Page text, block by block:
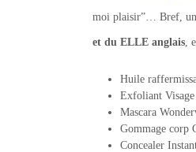
moi plaisir”… Bref, un
et du ELLE anglais ,
Huile
Exfoliant
Mascara
Gommage corp
Concealer